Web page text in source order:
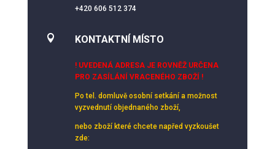
+420 606 512 374
 KONTAKTNÍ MÍSTO
! UVEDENÁ ADRESA JE ROVNĚŽ URČENA
PRO ZASÍLÁNÍ VRACENÉHO ZBOŽÍ !
Po tel. domluvě osobní setkánía možnost
vyzvednutí objednaného zboží,
nebo zboží které chcete napřed vyzkoušet
zde: